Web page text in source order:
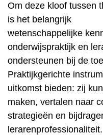
Om deze kloof tussen
is het belangrijk
wetenschappelijke
onderwijspraktijk en
ondersteunen bij de
Praktijkgerichte
uitkomst bieden: zij
maken, vertalen naar
strategieën en
lerarenprofessionaliteit.